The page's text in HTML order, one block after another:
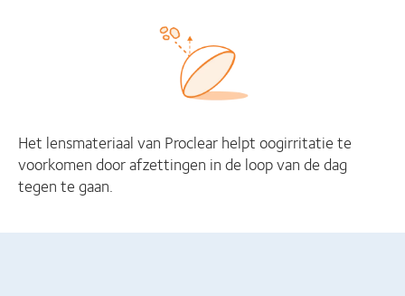
Het lensmateriaal van Proclear helpt oogirritatie te
voorkomen door afzettingen in de loop van de dag
tegen te gaan.